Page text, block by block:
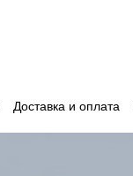
Доставка и оплата